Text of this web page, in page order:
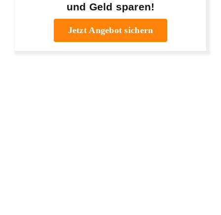
und Geld sparen!
Jetzt Angebot sichern